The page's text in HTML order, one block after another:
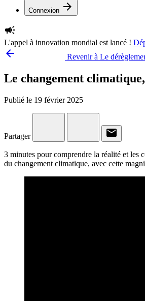
Connexion arrow_forward
campaign
L'appel à innovation mondial est lancé !
arrow_backward Revenir à Le
Le changement
Publié le 19 février 2025
Partager email
3 minutes pour comprendre la réalité et les
du changement climatique, avec cette